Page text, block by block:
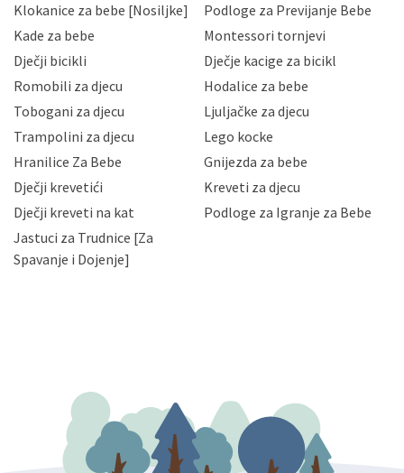
Hrvatske, a uvijek uz primjenu odgovarajućih tehničkih i
sigurnosnih mjera zaštite osobnih podataka od
neovlaštenog pristupa, zlouporabe, otkrivanja,
gubitka ili uništenja. Mae.hr štiti privatnost svojih
korisnika i posjetitelja web stranica, čuva povjerljivost
Vaših osobnih podataka te omogućava pristup i
priopćavanje osobnih podataka samo onim svojim
zaposlenicima kojima su isti potrebni radi provedbe
slučajevima koji su dozvoljeni zakonima. Napominjemo
da možete u svako doba, u potpunosti ili djelomice,
zatražiti prestanak aktivnosti obrade Vaših osobnih
podataka. Opoziv privole možete podnijeti poštom na
gore navedenu adresu ili e-mailom na adresu:
Klokanice za bebe [Nosiljke]
Podloge za Previjanje Bebe
Kade za bebe
Montessori tornjevi
Dječji bicikli
Dječje kacige za bicikl
Romobili za djecu
Hodalice za bebe
Tobogani za djecu
Ljuljačke za djecu
Trampolini za djecu
Lego kocke
Hranilice Za Bebe
Gnijezda za bebe
Dječji krevetići
Kreveti za djecu
Dječji kreveti na kat
Podloge za Igranje za Bebe
Jastuci za Trudnice [Za
Spavanje i Dojenje]